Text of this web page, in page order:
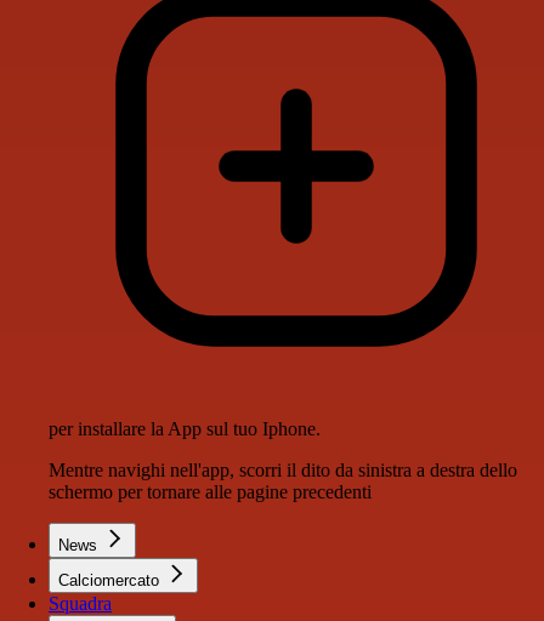
per installare la App sul tuo Iphone.
Mentre navighi nell'app, scorri il dito da sinistra a destra dello
schermo per tornare alle pagine precedenti
News
Calciomercato
Squadra